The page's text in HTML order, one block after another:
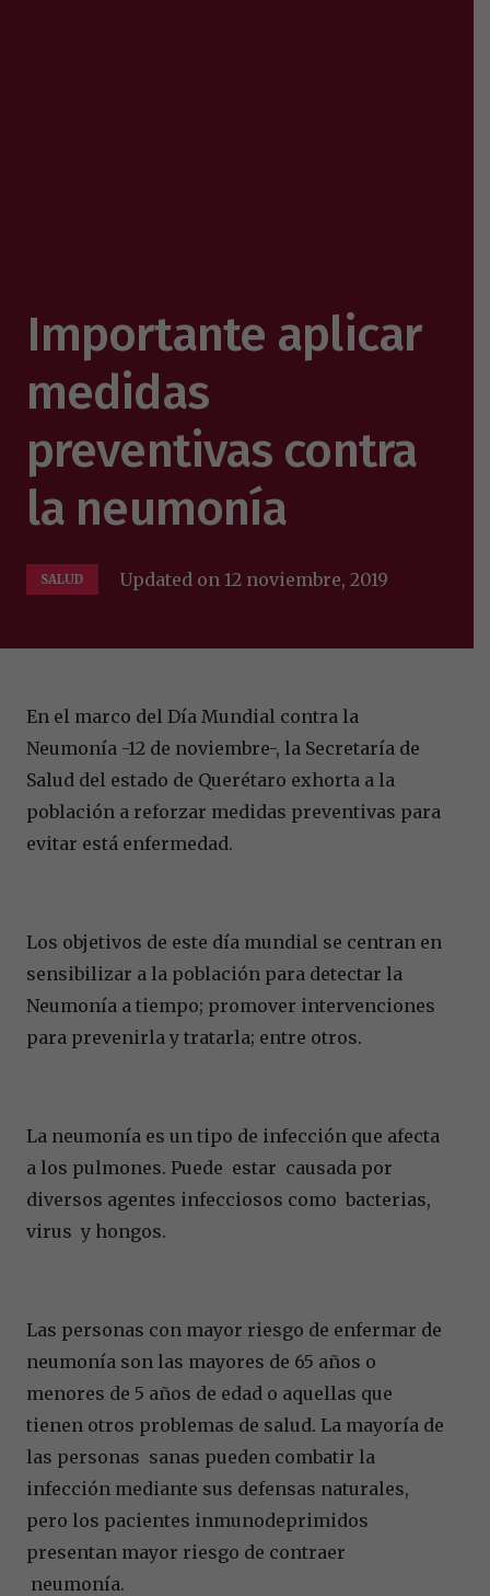
Importante aplicar
medidas
preventivas contra
la neumonía
SALUD Updated on 12 noviembre, 2019
En el marco del Día Mundial contra la
Neumonía -12 de noviembre-, la Secretaría de
Salud del estado de Querétaro exhorta a la
población a reforzar medidas preventivas para
evitar está enfermedad.
Los objetivos de este día mundial se centran en
sensibilizar a la población para detectar la
Neumonía a tiempo; promover intervenciones
para prevenirla y tratarla; entre otros.
La neumonía es un tipo de infección que afecta
a los pulmones. Puede estar causada por
diversos agentes infecciosos como bacterias,
virus y hongos.
Las personas con mayor riesgo de enfermar de
neumonía son las mayores de 65 años o
menores de 5 años de edad o aquellas que
tienen otros problemas de salud. La mayoría de
las personas sanas pueden combatir la
infección mediante sus defensas naturales,
pero los pacientes inmunodeprimidos
presentan mayor riesgo de contraer
neumonía.